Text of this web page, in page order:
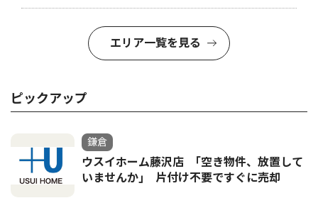
エリア一覧を見る
ピックアップ
鎌倉
ウスイホーム藤沢店 ｢空き物件、放置して
いませんか｣ 片付け不要ですぐに売却